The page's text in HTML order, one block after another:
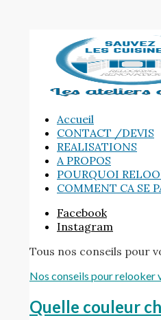
Accueil
CONTACT /DEVIS
REALISATIONS
A PROPOS
POURQUOI
COMMENT CA SE
Facebook
Instagram
Tous nos conseils pour
Nos conseils pour relooker
Quelle couleur